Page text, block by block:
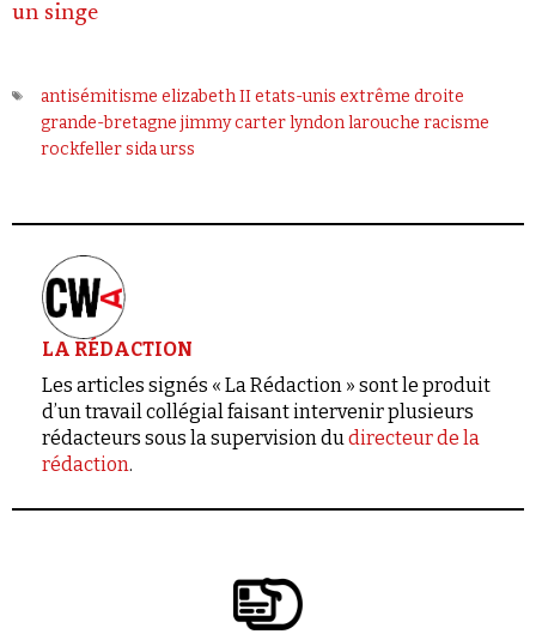
un singe
antisémitisme elizabeth IIetats-unis extrême droite
grande-bretagne jimmy carterlyndon larouche racisme
rockfellersidaurss
LA RÉDACTION
Les articles signés « La Rédaction » sont le produit
d’un travail collégial faisant intervenir plusieurs
rédacteurs sous la supervision dudirecteur de la
rédaction.